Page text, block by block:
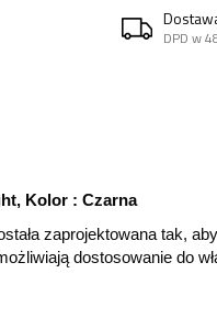
DPD w
Kolor : Czarna
zaprojektowana tak,
dostosowanie do